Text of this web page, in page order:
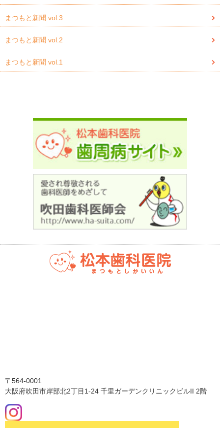
まつもと新聞 vol.3
まつもと新聞 vol.2
まつもと新聞 vol.1
〒564-0001
大阪府吹田市岸部北2丁目1-24 千里ガーデンクリニックビルII 2階